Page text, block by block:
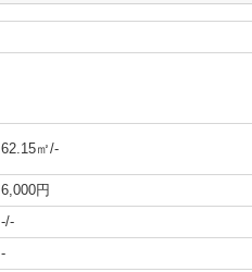
62.15㎡/-
6,000円
-/-
-